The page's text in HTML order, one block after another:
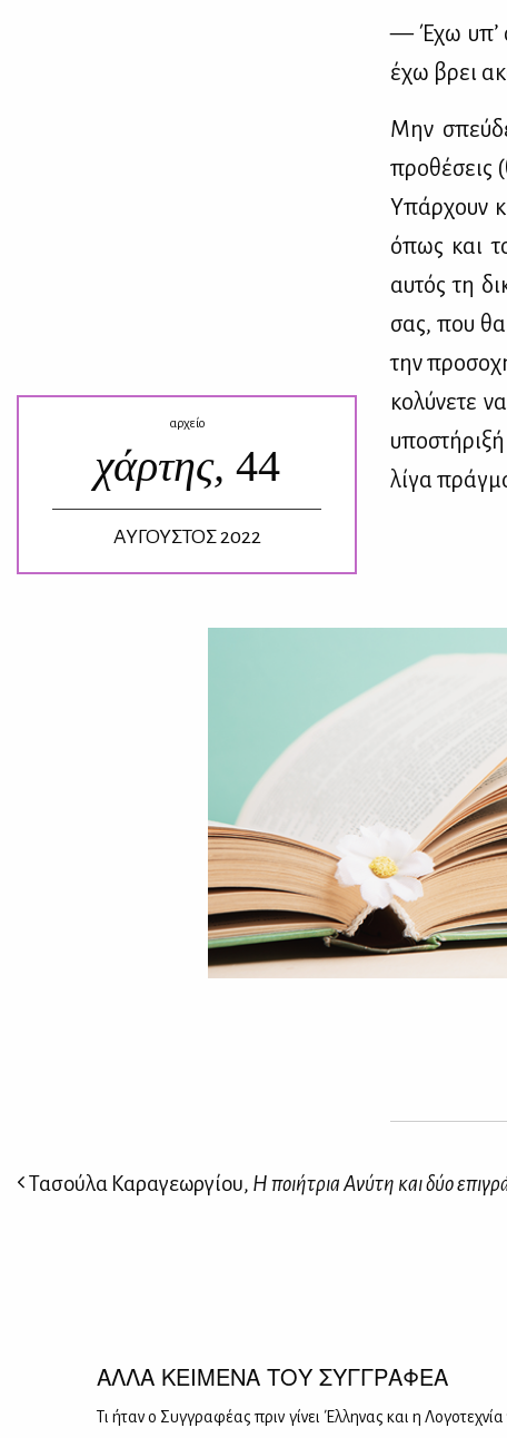
αρχείο
χάρτης, 44
ΑΥΓΟΥΣΤΟΣ 2022
— Έχω υπ’
έχω βρει
Μην
προ­θέ­σεις
Υπάρ­χουν
όπως και
αυ­τός τη
σας, που
την
κο­λύ­νε­τε
λί­γα
Τασούλα Καραγεωργίου, Η ποιήτρια Ανύτη και δύο
ΑΛΛΑ ΚΕΙΜΕΝΑ ΤΟΥ ΣΥΓΓΡΑΦΕΑ
Τι ήταν ο Συγ­γρα­φέ­ας πριν γί­νει Έλ­λη­νας και η Λο­γο­τε­χνία